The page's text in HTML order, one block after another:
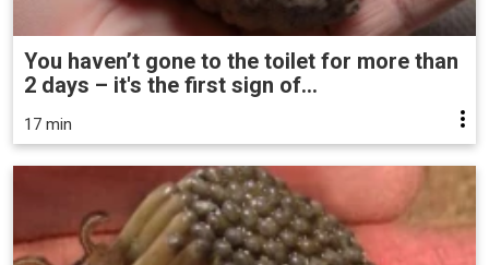
You haven’t gone to the toilet for more than
2 days – it's the first sign of...
17 min